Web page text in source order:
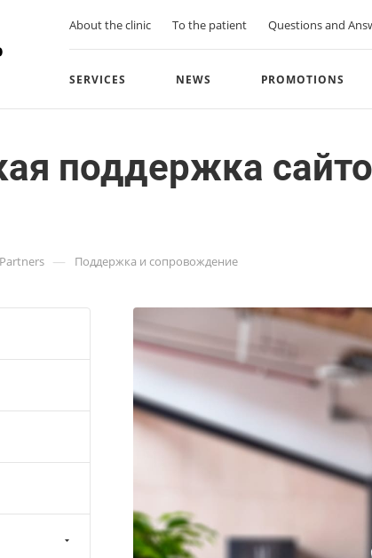
About the clinic To the patient Questions and
SERVICES NEWS PROMOTIONS
поддержка
Partners — Поддержка и сопровождение